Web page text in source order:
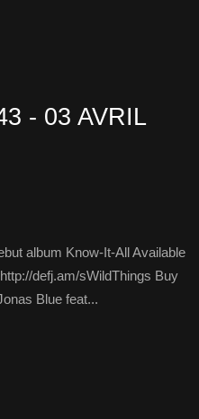
- 03 AVRIL
album Know-It-All Available
defj.am/sWildThings Buy
Blue feat...